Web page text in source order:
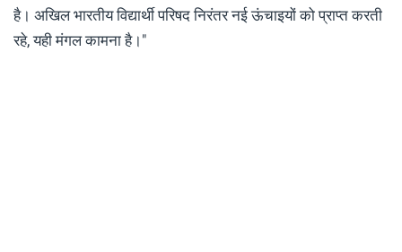
है। अखिल भारतीय विद्यार्थी परिषद निरंतर नई ऊंचाइयों को प्राप्त करती
रहे, यही मंगल कामना है।"